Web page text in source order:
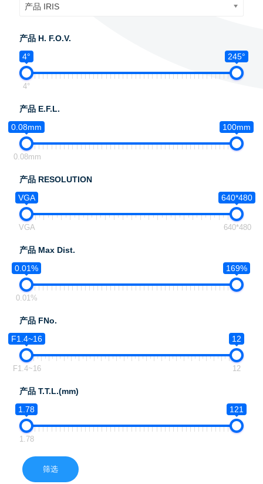
产品 IRIS
产品 H. F.O.V.
4°
245°
4°
产品 E.F.L.
0.08mm
100mm
0.08mm
产品 RESOLUTION
VGA
640*480
VGA 640*480
产品 Max Dist.
0.01%
169%
0.01%
产品 FNo.
F1.4~16
12
F1.4~16 12
产品 T.T.L.(mm)
1.78
121
1.78
筛选